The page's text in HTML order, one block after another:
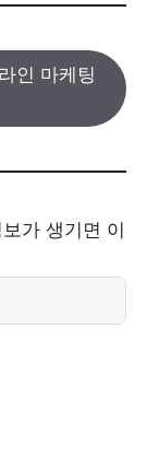
인 마케팅
가 생기면 이